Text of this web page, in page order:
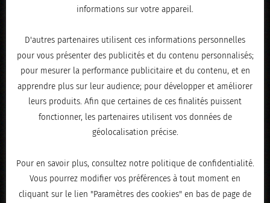
informations sur votre appareil.
D'autres partenaires utilisent ces informations personnelles
pour vous présenter des publicités et du contenu personnalisés;
pour mesurer la performance publicitaire et du contenu, et en
apprendre plus sur leur audience; pour développer et améliorer
leurs produits. Afin que certaines de ces finalités puissent
fonctionner, les partenaires utilisent vos données de
géolocalisation précise.
Pour en savoir plus, consultez notre politique de confidentialité.
Vous pourrez modifier vos préférences à tout moment en
cliquant sur le lien "Paramètres des cookies" en bas de page de